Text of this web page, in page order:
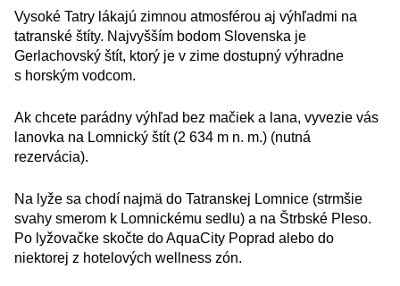
Vysoké Tatry lákajú zimnou atmosférou aj výhľadmi na
tatranské štíty. Najvyšším bodom Slovenska je
Gerlachovský štít, ktorý je v zime dostupný výhradne
s horským vodcom.
Ak chcete parádny výhľad bez mačiek a lana, vyvezie vás
lanovka na Lomnický štít (2 634 m n. m.) (nutná
rezervácia).
Na lyže sa chodí najmä do Tatranskej Lomnice (strmšie
svahy smerom k Lomnickému sedlu) a na Štrbské Pleso.
Po lyžovačke skočte do AquaCity Poprad alebo do
niektorej z hotelových wellness zón.